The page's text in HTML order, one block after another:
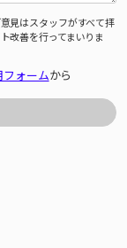
見はスタッフがすべて拝
改善を行ってまいりま
フォームから